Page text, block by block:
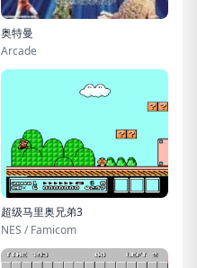
奥特曼
Arcade
超级马里奥兄弟3
NES / Famicom